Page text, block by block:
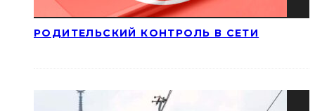
РОДИТЕЛЬСКИЙ КОНТРОЛЬ В СЕТИ